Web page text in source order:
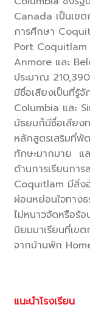
Canada เป็นเข
การศึกษา
Port Coquitlam
Anmore และ
ประมาณ
มีชื่อเสียงเป็นที่รู้
Columbia และ
มัธยมก็มีชื่อเสียง
หลักสูตรเสริมที่พั
ทักษะมากมาย แ
ด้านการเรียนกา
Coquitlam มีสิ่ง
ผ่อนหย่อนใจทาง
ไม่หนาวจัดหรือร้
นิยมมาเรียนที่เข
จากบ้านพัก
แนะนำโรงเรียน